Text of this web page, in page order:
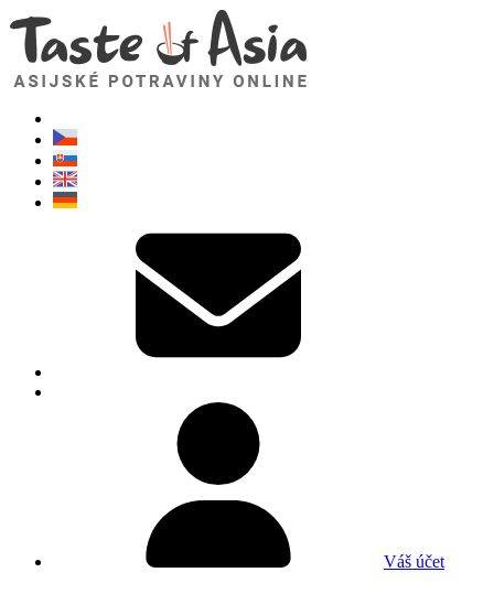
Váš účet
TasteOfAsia.cz
Neváhejte se zeptat. Jsem tady pro vás!